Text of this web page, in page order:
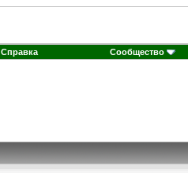
Справка Сообщество